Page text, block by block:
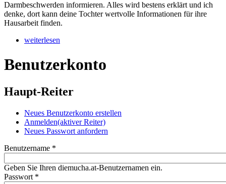
Darmbeschwerden informieren. Alles wird bestens erklärt und ich
denke, dort kann deine Tochter wertvolle Informationen für ihre
Hausarbeit finden.
weiterlesen
Benutzerkonto
Haupt-Reiter
Neues Benutzerkonto erstellen
Anmelden(aktiver Reiter)
Neues Passwort anfordern
Benutzername *
Geben Sie Ihren diemucha.at-Benutzernamen ein.
Passwort *